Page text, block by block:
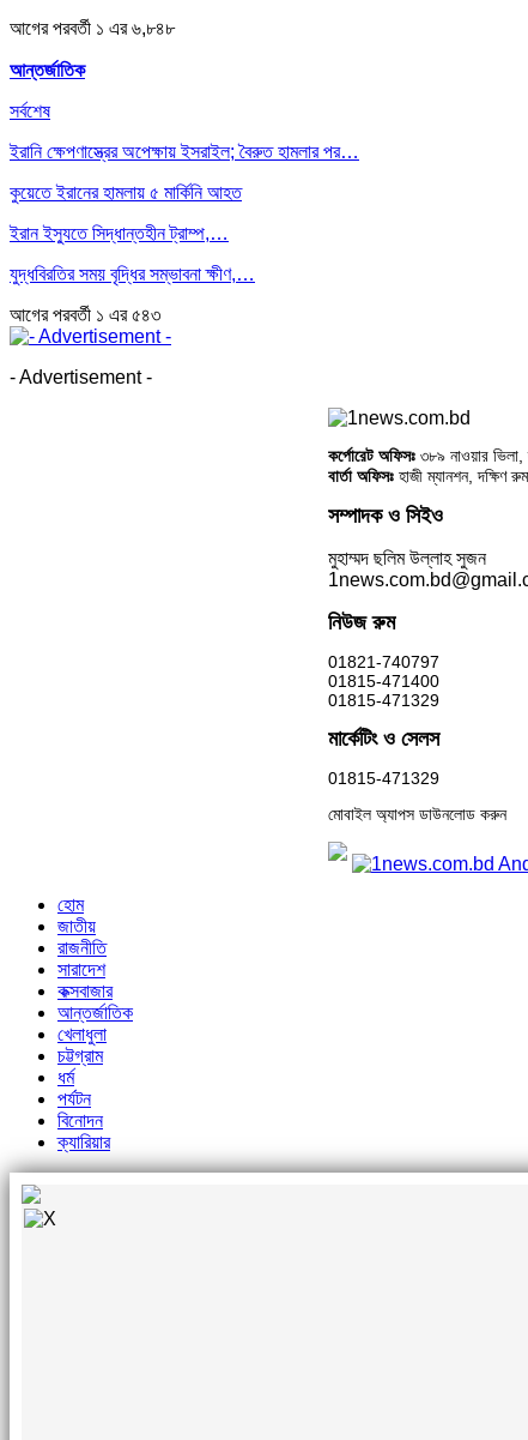
আগেরপরবর্তী ১ এর ৬,৮৪৮
আন্তর্জাতিক
সর্বশেষ
ইরানি ক্ষেপণাস্ত্রের অপেক্ষায় ইসরাইল; বৈরুত হামলার পর…
কুয়েতে ইরানের হামলায় ৫ মার্কিনি আহত
ইরান ইস্যুতে সিদ্ধান্তহীন ট্রাম্প,…
যুদ্ধবিরতির সময় বৃদ্ধির সম্ভাবনা ক্ষীণ,…
আগেরপরবর্তী ১ এর ৫৪৩
- Advertisement -
কর্পোরেট অফিসঃ৩৮৯ নাওয়ার ভিলা,
বার্তা অফিসঃ হাজী ম্যানশন, দক্ষিণ
সম্পাদক ও সিইও
মুহাম্মদ ছলিম উল্লাহ সুজন
নিউজ রুম
01821-740797
01815-471400
01815-471329
মার্কেটিং ও সেলস
01815-471329
মোবাইল অ্যাপস ডাউনলোড করুন
হোম
জাতীয়
রাজনীতি
সারাদেশ
কক্সবাজার
আন্তর্জাতিক
খেলাধুলা
চট্টগ্রাম
ধর্ম
পর্যটন
বিনোদন
ক্যারিয়ার